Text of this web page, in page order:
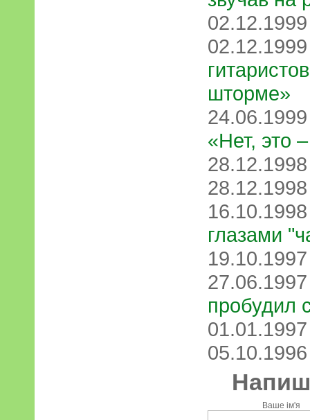
шторме»
«Нет, это
глазами
пробудил
Ваше ім'я